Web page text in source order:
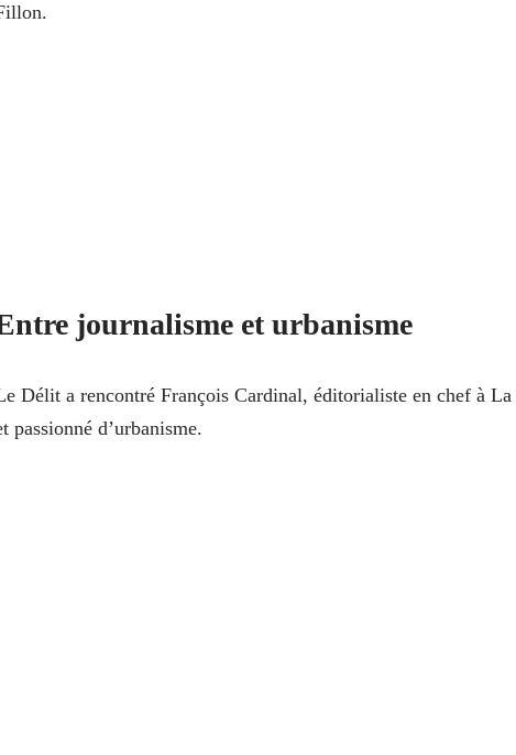
journalisme et urbanisme
Délit a rencontré François Cardinal, éditorialiste en chef à La
passionné d’urbanisme.